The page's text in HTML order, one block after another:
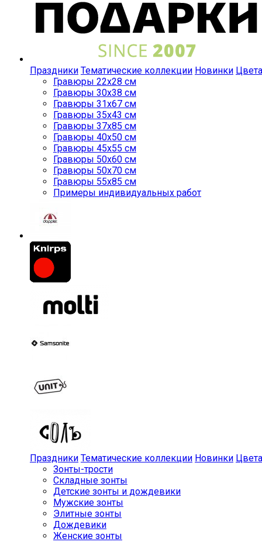
Праздники Тематические коллекции Новинки Цвета
Гравюры 22x28 см
Гравюры 30x38 см
Гравюры 31x67 см
Гравюры 35x43 см
Гравюры 37x85 см
Гравюры 40x50 см
Гравюры 45x55 см
Гравюры 50x60 см
Гравюры 50x70 см
Гравюры 55x85 см
Примеры индивидуальных работ
Праздники Тематические коллекции Новинки Цвета
Зонты-трости
Складные зонты
Детские зонты и дождевики
Мужские зонты
Элитные зонты
Дождевики
Женские зонты